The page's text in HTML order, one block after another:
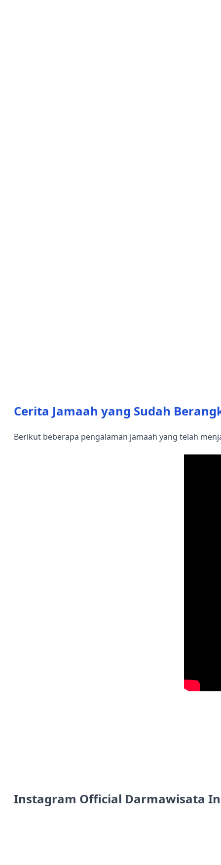
Cerita Jamaah yang Sudah
Berikut beberapa pengalaman jamaah yang telah
Instagram Official Darmawisata